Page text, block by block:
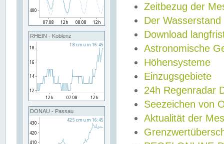
RHEIN - Koblenz
DONAU - Passau
Zeitbezug der
Der Wasserstand
Download
Astronomische
Höhensysteme
Einzugsgebiete
24h Regenradar
Seezeichen von
Aktualität der